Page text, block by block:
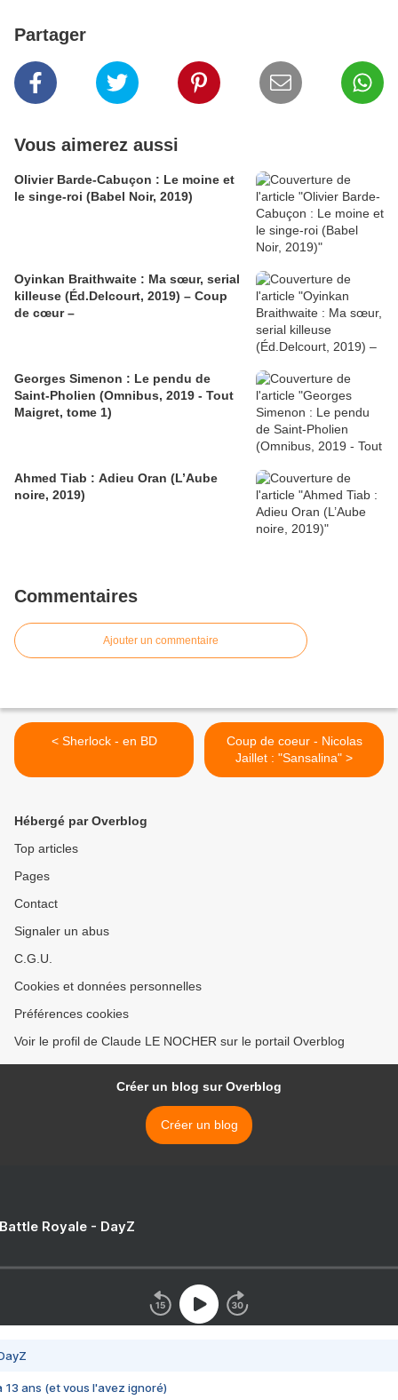
Partager
Vous aimerez aussi
Olivier Barde-Cabuçon : Le moine et
le singe-roi (Babel Noir, 2019)
Oyinkan Braithwaite : Ma sœur, serial
killeuse (Éd.Delcourt, 2019) – Coup
de cœur –
Georges Simenon : Le pendu de
Saint-Pholien (Omnibus, 2019 - Tout
Maigret, tome 1)
Ahmed Tiab : Adieu Oran (L’Aube
noire, 2019)
Commentaires
Ajouter un commentaire
< Sherlock - en BD
Coup de coeur - Nicolas
Jaillet : "Sansalina" >
Hébergé par Overblog
Top articles
Pages
Contact
Signaler un abus
C.G.U.
Cookies et données personnelles
Préférences cookies
Voir le profil de Claude LE NOCHER sur le portail Overblog
Créer un blog sur Overblog
Créer un blog
Royale - DayZ
13 ans (et vous l'avez ignoré)